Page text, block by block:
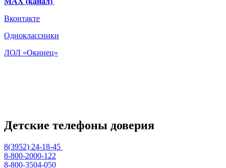
Вконтакте
Одноклассники
ЛОЛ «Окинец»
Детские телефоны доверия
8(3952) 24-18-45
8-800-2000-122
8-800-3504-050